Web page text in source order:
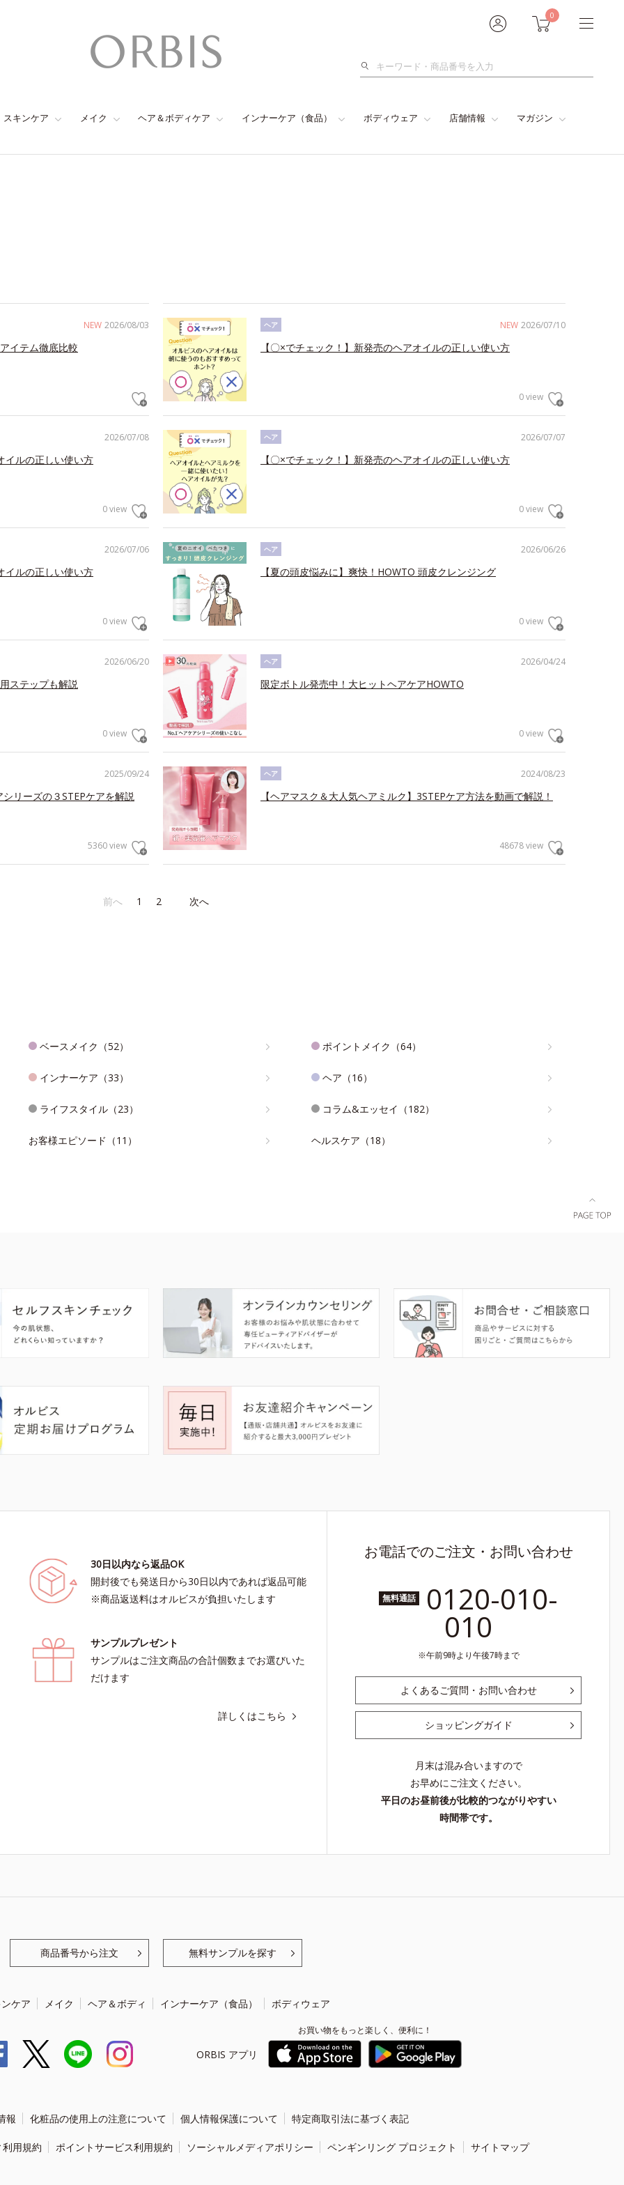
0
検
スキンケア メイク ヘア＆ボディケア インナーケア（食品） ボディウェア 店舗情報 マガジン
NEW 2026/08/03
イテム徹底比較
NEW 2026/07/10
ヘア
【〇×でチェック！】新発売のヘアオイルの正しい使い方
0 view
2026/07/08
イルの正しい使い方
0 view
2026/07/07
ヘア
【〇×でチェック！】新発売のヘアオイルの正しい使い方
0 view
2026/07/06
イルの正しい使い方
0 view
2026/06/26
ヘア
【夏の頭皮悩みに】爽快！HOWTO 頭皮クレンジング
0 view
2026/06/20
ステップも解説
0 view
2026/04/24
ヘア
限定ボトル発売中！大ヒットヘアケアHOWTO
0 view
2025/09/24
リーズの３STEPケアを解説
5360 view
2024/08/23
ヘア
【ヘアマスク＆大人気ヘアミルク】3STEPケア方法を動画で解説！
48678 view
前へ 1 2 次へ
ベースメイク（52） ポイントメイク（64）
インナーケア（33） ヘア（16）
ライフスタイル（23） コラム&エッセイ（182）
お客様エピソード（11） ヘルスケア（18）
30日以内なら返品OK
開封後でも発送日から30日以内であれば返品可能
※商品返送料はオルビスが負担いたします
サンプルプレゼント
サンプルはご注文商品の合計個数までお選びいた
だけます
詳しくはこちら
お電話でのご注文・お問い合わせ
無料通話 0120-010-
010
午前9時より午後7時まで
よくあるご質問・お問い合わせ
ショッピングガイド
月末は混み合いますので
お早めにご注文ください。
平日のお昼前後が比較的つながりやすい
時間帯です。
商品番号から注文 無料サンプルを探す
ケア メイク ヘア＆ボディ インナーケア（食品） ボディウェア
ORBIS アプリ
お買い物をもっと楽しく、便利に！
報 化粧品の使用上の注意について 個人情報保護について 特定商取引法に基づく表記
用規約 ポイントサービス利用規約 ソーシャルメディアポリシー ペンギンリング プロジェクト サイトマップ